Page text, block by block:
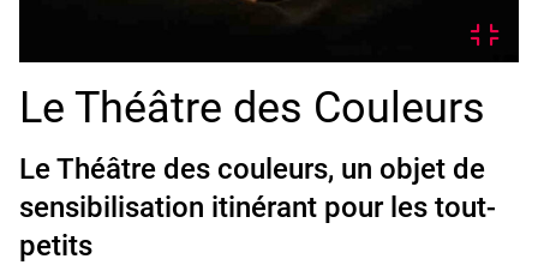
Le Théâtre des Couleurs
Le Théâtre des couleurs, un objet de
sensibilisation itinérant pour les tout-
petits